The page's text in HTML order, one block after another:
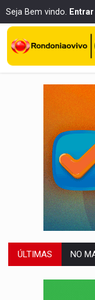
Seja Bem vindo. Entrar
ÚLTIMAS
NO